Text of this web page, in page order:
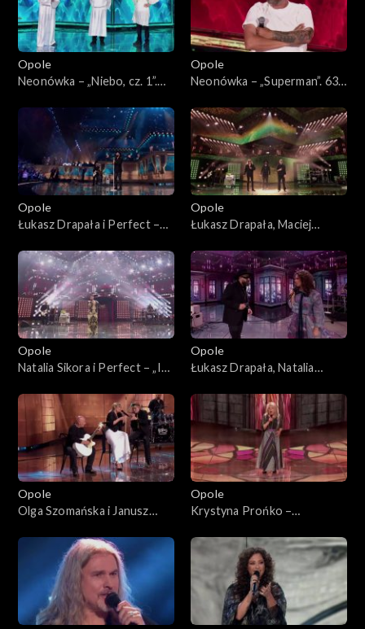
Opole
Neonówka – „Niebo, cz. 1”.
Neo-Nówka
Opole
Neonówka – „Superman”. 63.
Nówka
Opole
Łukasz Drapała i Perfect –
Koncert „Autobiografia.
Jubileusz Bogdana Olewicza”
Opole
Łukasz Drapała, Maciej
– „Autobiografia”. 63. KFPP:
Koncert „Autobiografia.
Jubileusz Bogdana Olewicza”
Opole
Natalia Sikora i Perfect – „Idź
„Autobiografia. Jubileusz
Bogdana Olewicza”
Opole
Łukasz Drapała, Natalia
„Niewiele ci mogę dać”. 63.
KFPP: Koncert
„Autobiografia. Jubileusz
Bogdana Olewicza”
Opole
Olga Szomańska i Janusz
nieznajomej”. 63. KFPP:
Koncert „Autobiografia.
Jubileusz Bogdana Olewicza”
Opole
Krystyna Prońko –
prawdziwą”. 63. KFPP:
Koncert „Autobiografia.
Jubileusz Bogdana Olewicza”